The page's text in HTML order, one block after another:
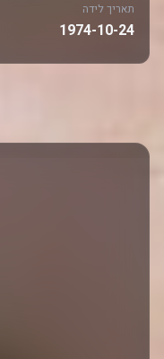
תאריך לידה
1974-10-24